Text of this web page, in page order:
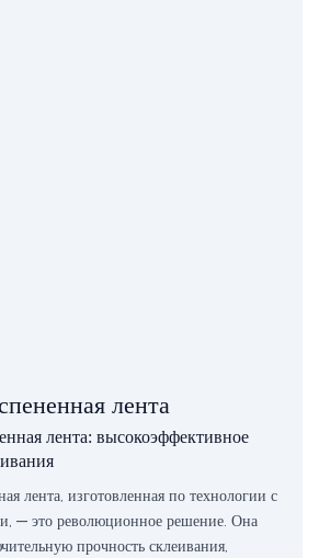
лента
лента: высокоэффективное
лента, изготовленная по технологии с
— это революционное решение. Она
прочность склеивания,